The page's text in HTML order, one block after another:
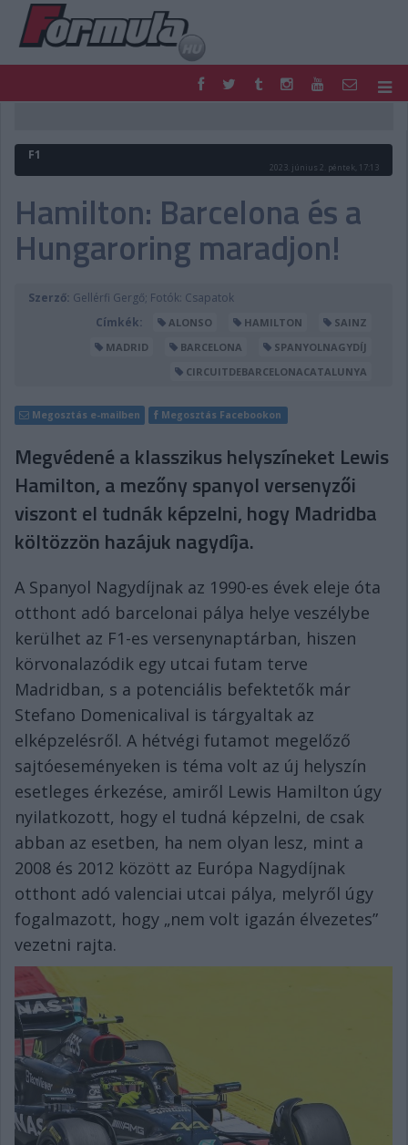
FORMULA
MOTOR
PODCAST
SHOP
LIVE
DIGITÁLIS MAGAZIN
PONTÁLLÁSOK
F1
2023. június 2. péntek, 17:13
Hamilton: Barcelona és a
Hungaroring maradjon!
Szerző: Gellérfi Gergő; Fotók: Csapatok
Címkék:
ALONSO HAMILTON
SAINZ
MADRID
BARCELONA
SPANYOLNAGYDÍJ
CIRCUITDEBARCELONACATALUNYA
Megosztás e-mailben Megosztás Facebookon
Megvédené a klasszikus helyszíneket Lewis
Hamilton, a mezőny spanyol versenyzői
viszont el tudnák képzelni, hogy Madridba
költözzön hazájuk nagydíja.
A Spanyol Nagydíjnak az 1990-es évek eleje óta
otthont adó barcelonai pálya helye veszélybe
kerülhet az F1-es versenynaptárban, hiszen
körvonalazódik egy utcai futam terve
Madridban, s a potenciális befektetők már
Stefano Domenicalival is tárgyaltak az
elképzelésről. A hétvégi futamot megelőző
sajtóeseményeken is téma volt az új helyszín
esetleges érkezése, amiről Lewis Hamilton úgy
nyilatkozott, hogy el tudná képzelni, de csak
abban az esetben, ha nem olyan lesz, mint a
2008 és 2012 között az Európa Nagydíjnak
otthont adó valenciai utcai pálya, melyről úgy
fogalmazott, hogy „nem volt igazán élvezetes”
vezetni rajta.